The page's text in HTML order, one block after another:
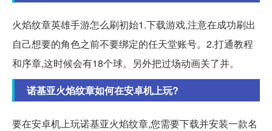
火焰纹章英雄手游怎么刷初始1.下载游戏,注意在成功刷出
自己想要的角色之前不要绑定的任天堂账号。2.打通教程
和序章,这时候会有18个球。另外把过场动画关了并。
诺基亚火焰纹章如何在安卓机上玩?
要在安卓机上玩诺基亚火焰纹章,您需要下载并安装一款名